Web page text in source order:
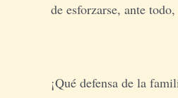
de esforzarse, ante
¡Qué defensa de la